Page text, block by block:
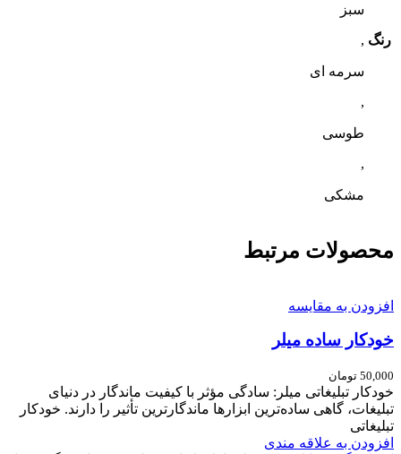
رنگ
سبز
,
سرمه ای
,
طوسی
,
مشکی
محصولات مرتبط
افزودن به مقایسه
خودکار ساده میلر
50,000 تومان
خودکار تبلیغاتی میلر: سادگی مؤثر با کیفیت ماندگار در دنیای
تبلیغات، گاهی ساده‌ترین ابزارها ماندگارترین تأثیر را دارند. خودکار
تبلیغاتی
افزودن به علاقه مندی